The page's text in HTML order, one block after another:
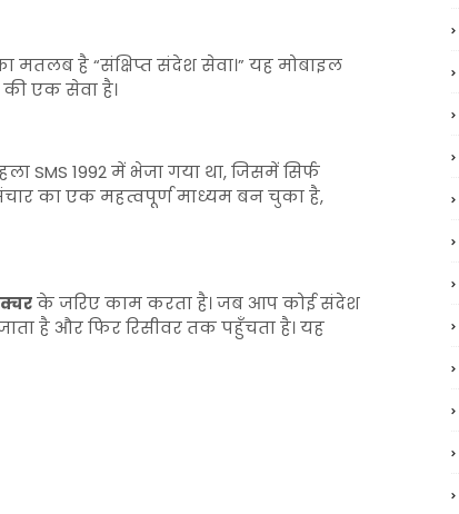
मतलब है “संक्षिप्त संदेश सेवा।” यह मोबाइल
एक सेवा है।
SMS 1992 में भेजा गया था, जिसमें सिर्फ
का एक महत्वपूर्ण माध्यम बन चुका है,
के जरिए काम करता है। जब आप कोई संदेश
है और फिर रिसीवर तक पहुँचता है। यह